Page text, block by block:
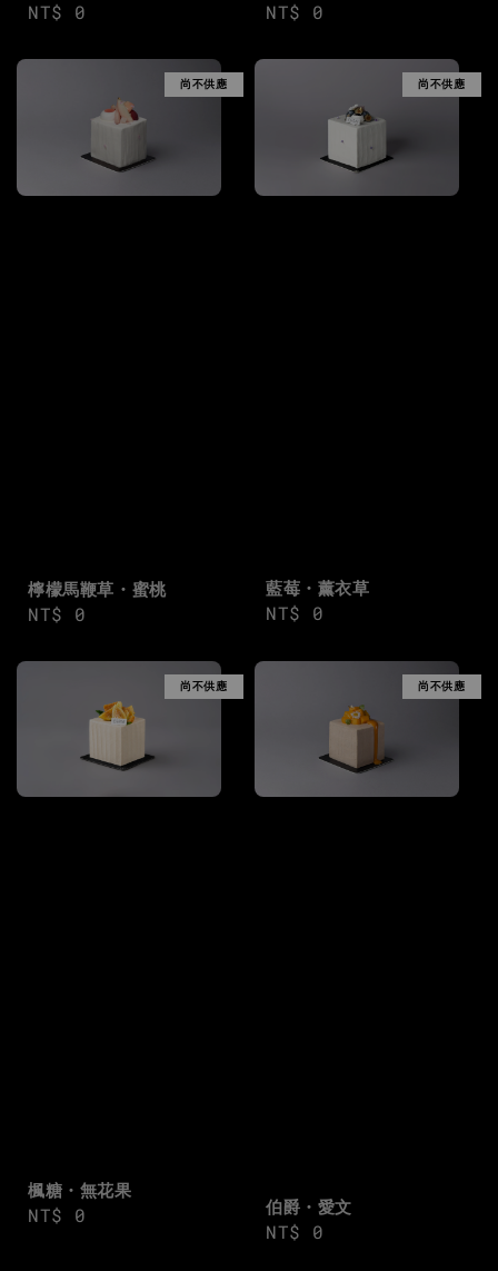
Regular
NT$ 0
Regular
NT$ 0
尚不供應
檸檬馬鞭草・蜜桃
Regular
NT$ 0
尚不供應
藍莓・薰衣草
Regular
NT$ 0
尚不供應
楓糖・無花果
Regular
NT$ 0
尚不供應
伯爵・愛文
Regular
NT$ 0